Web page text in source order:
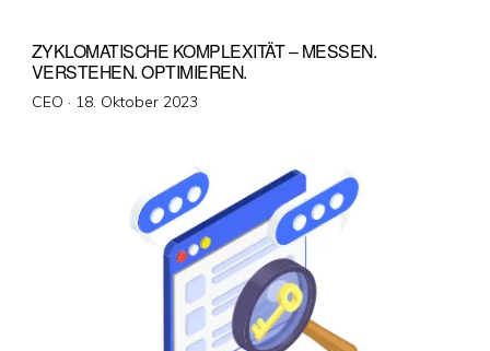
ZYKLOMATISCHE KOMPLEXITÄT – MESSEN.
VERSTEHEN. OPTIMIEREN.
CEO · Veröffentlicht
18. Oktober 2023